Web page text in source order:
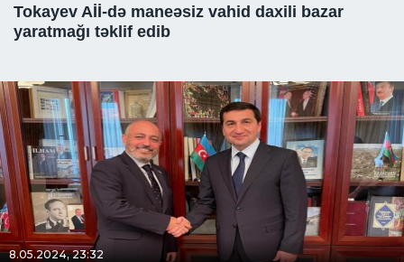
Tokayev Aİİ-də maneəsiz vahid daxili bazar
yaratmağı təklif edib
8.05.2024, 23:32